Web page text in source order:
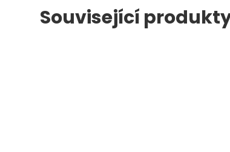
Související